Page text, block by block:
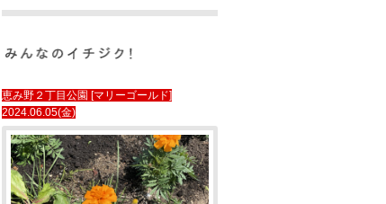
恵み野２丁目公園 [マリーゴールド]
2024.06.05(金)